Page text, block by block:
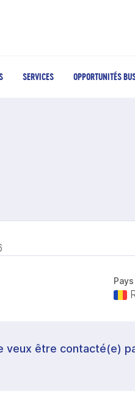
SERVICES OPPORTUNITÉS
veux être contacté(e)